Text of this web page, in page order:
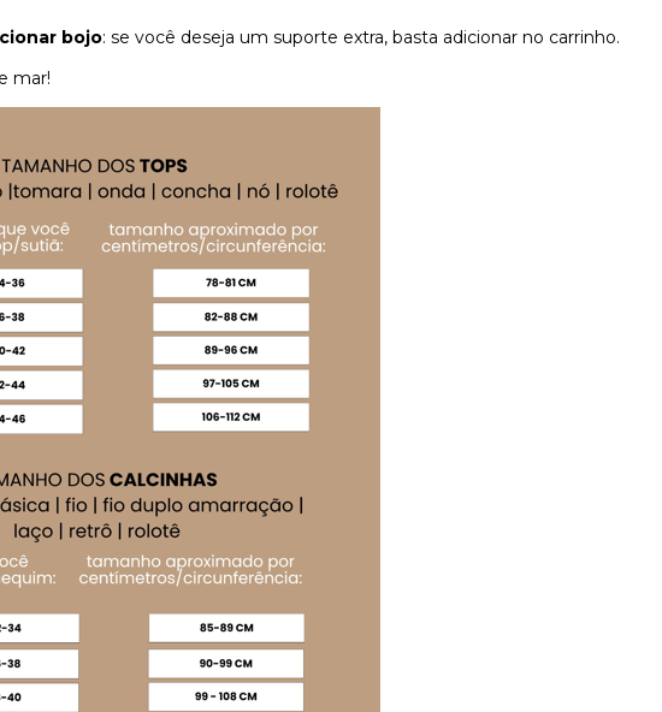
bojo: se você deseja um suporte extra, basta adicionar no carrinho.
mar!